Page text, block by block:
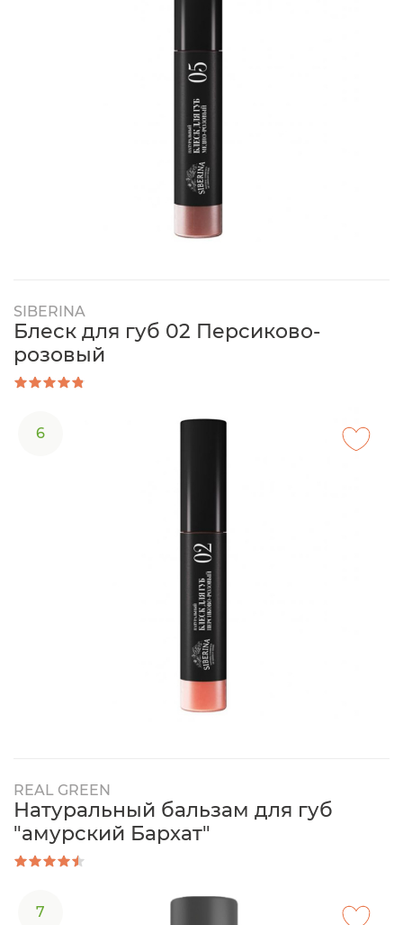
SIBERINA
Блеск для губ 02 Персиково-
розовый
6
REAL GREEN
Натуральный бальзам для губ
"амурский Бархат"
7